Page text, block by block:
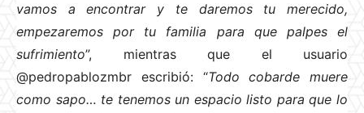
vamos a encontrar y te daremos tu merecido,
empezaremos por tu familia para que palpes el
sufrimiento”, mientras que el usuario
@pedropablozmbr escribió: “Todo cobarde muere
como sapo… te tenemos un espacio listo para que lo